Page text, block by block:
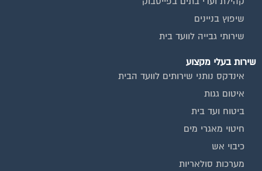
שיפוץ בניינים
שירותי גבייה לוועד בית
שירות בעלי מקצוע
אינדקס נותני שירותים לוועד הבית
איטום גגות
ביטוח ועד בית
חיטוי מאגרי מים
כיבוי אש
מערכות סולאריות